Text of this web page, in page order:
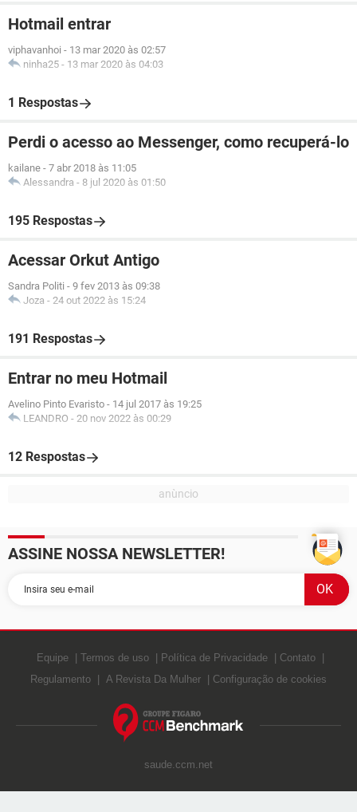
Hotmail entrar
viphavanhoi - 13 mar 2020 às 02:57
ninha25 - 13 mar 2020 às 04:03
1 Respostas
Perdi o acesso ao Messenger, como recuperá-lo
kailane - 7 abr 2018 às 11:05
Alessandra - 8 jul 2020 às 01:50
195 Respostas
Acessar Orkut Antigo
Sandra Politi - 9 fev 2013 às 09:38
Joza - 24 out 2022 às 15:24
191 Respostas
Entrar no meu Hotmail
Avelino Pinto Evaristo - 14 jul 2017 às 19:25
LEANDRO - 20 nov 2022 às 00:29
12 Respostas
ASSINE NOSSA NEWSLETTER!
Equipe Termos de uso Política de Privacidade
Contato
Regulamento
A Revista Da Mulher Configuração de cookies
saude.ccm.net